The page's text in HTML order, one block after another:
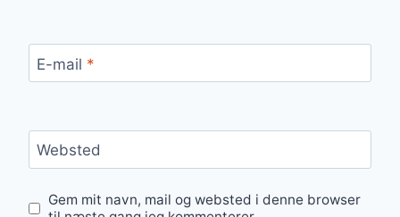
E-mail *
Websted
Gem mit navn, mail og websted i denne browser